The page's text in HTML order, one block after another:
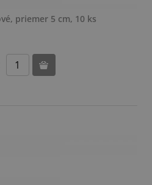
priemer 5 cm, 10 ks